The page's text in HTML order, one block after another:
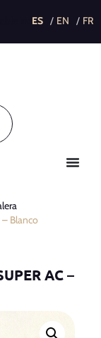
Blanco
AC –